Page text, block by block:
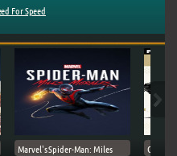
For Speed
Marvel's Spider-Man: Miles Ghost